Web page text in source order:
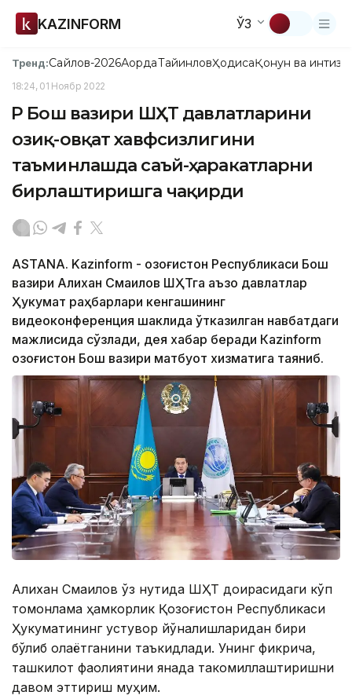
KAZINFORM ЎЗ
Тренд:Сайлов-2026АқордаТайинловҲодисаҚонун ва
18:24, 01 Ноябр 2022
ҚР Бош вазири ШҲТ давлатларини
озиқ-овқат хавфсизлигини
таъминлашда саъй-ҳаракатларни
бирлаштиришга чақирди
ASTANA. Kazinform - Қозоғистон Республикаси Бош
вазири Алихан Смаилов ШҲТга аъзо давлатлар
Ҳукумат раҳбарлари кенгашининг
видеоконференция шаклида ўтказилган навбатдаги
мажлисида сўзлади, дея хабар беради Кazinform
Қозоғистон Бош вазири матбуот хизматига таяниб.
Алихан Смаилов ўз нутқида ШҲТ доирасидаги кўп
томонлама ҳамкорлик Қозоғистон Республикаси
Ҳукуматининг устувор йўналишларидан бири
бўлиб қолаётганини таъкидлади. Унинг фикрича,
ташкилот фаолиятини янада такомиллаштиришни
давом эттириш муҳим.